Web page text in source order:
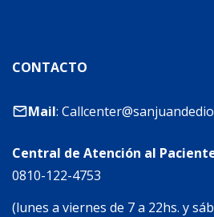
CONTACTO
Mail:
Central de Atención al
0810-122-4753
(lunes a viernes de 7 a 22hs. y